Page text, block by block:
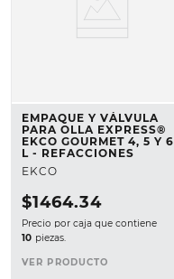
EMPAQUE Y VÁLVULA
PARA OLLA EXPRESS®
EKCO GOURMET 4, 5 Y 6
L - REFACCIONES
EKCO
$1464.34
Precio por caja que contiene
10 piezas.
VER PRODUCTO